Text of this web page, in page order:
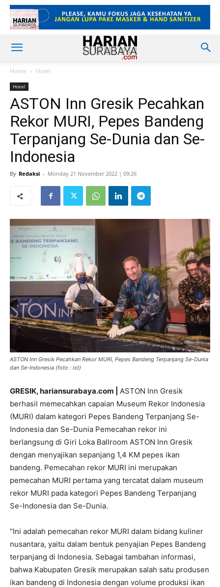
Home Hotel
Hotel
ASTON Inn Gresik Pecahkan
Rekor MURI, Pepes Bandeng
Terpanjang Se-Dunia dan Se-
Indonesia
By Redaksi - Monday 21 November 2022 | 09:26
ASTON Inn Gresik Pecahkan Rekor MURI, Pepes Bandeng Terpanjang Se-Dunia
dan Se-Indonesia (foto : ist)
GRESIK, hariansurabaya.com
ASTON Inn Gresik
berhasil memecahkan capaian Museum Rekor Indonesia
(MURI) dalam kategori Pepes Bandeng Terpanjang Se-
Indonesia dan Se-Dunia Pemecahan rekor ini
berlangsung di Giri Loka Ballroom ASTON Inn Gresik
dengan menyajikan sepanjang 1,4 KM pepes ikan
bandeng. Pemecahan rekor MURI ini merupakan
pemecahan MURI pertama yang tercatat dalam museum
rekor MURI pada kategori Pepes Bandeng Terpanjang
Se-Indonesia dan Se-Dunia.
“Ini adalah pemecahan rekor MURI dalam bidang kuliner
nusantara, yaitu dalam bentuk penyajian Pepes Bandeng
terpanjang di Indonesia. Sebagai tambahan informasi,
bahwa Kabupaten Gresik merupakan salah satu produsen
ikan bandeng di Indonesia dengan volume produksi ikan